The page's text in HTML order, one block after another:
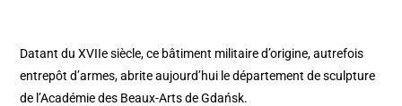
Datant du XVIIe siècle, ce bâtiment militaire d’origine, autrefois
entrepôt d’armes, abrite aujourd’hui le département de sculpture
de l’Académie des Beaux-Arts de Gdańsk.